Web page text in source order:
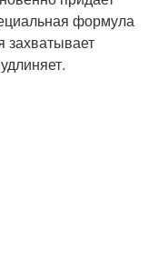
формула
захватывает